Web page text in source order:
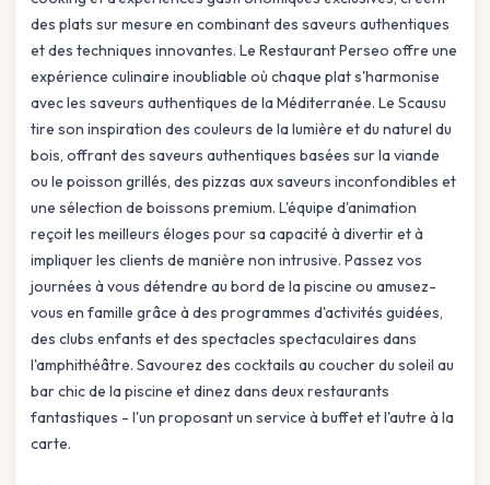
des plats sur mesure en combinant des saveurs authentiques
et des techniques innovantes. Le Restaurant Perseo offre une
expérience culinaire inoubliable où chaque plat s'harmonise
avec les saveurs authentiques de la Méditerranée. Le Scausu
tire son inspiration des couleurs de la lumière et du naturel du
bois, offrant des saveurs authentiques basées sur la viande
ou le poisson grillés, des pizzas aux saveurs inconfondibles et
une sélection de boissons premium. L'équipe d'animation
reçoit les meilleurs éloges pour sa capacité à divertir et à
impliquer les clients de manière non intrusive. Passez vos
journées à vous détendre au bord de la piscine ou amusez-
vous en famille grâce à des programmes d'activités guidées,
des clubs enfants et des spectacles spectaculaires dans
l'amphithéâtre. Savourez des cocktails au coucher du soleil au
bar chic de la piscine et dinez dans deux restaurants
fantastiques - l'un proposant un service à buffet et l'autre à la
carte.